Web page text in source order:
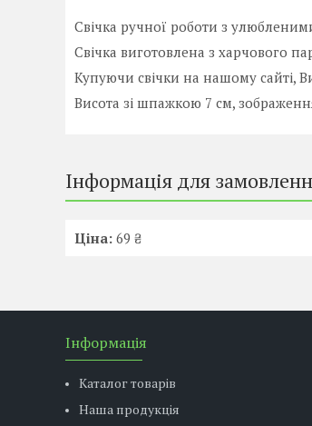
Свічка ручної роботи з
Свічка виготовлена з харчового
Купуючи свічки на нашому сайті,
Висота зі шпажкою 7 см,
Інформація для
Ціна: 69 ₴
Інформація
Каталог товарів
Наша продукція